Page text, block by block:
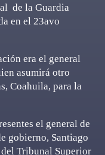
de la Guardia
en el 23avo
era el general
asumirá otro
Coahuila, para la
el general de
gobierno, Santiago
Tribunal Superior